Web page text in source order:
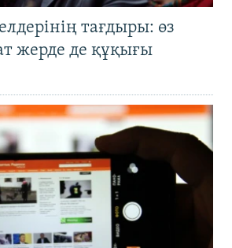
тағдыры: өз
жерде де құқығы